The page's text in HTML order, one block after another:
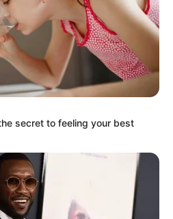
secret to feeling your best